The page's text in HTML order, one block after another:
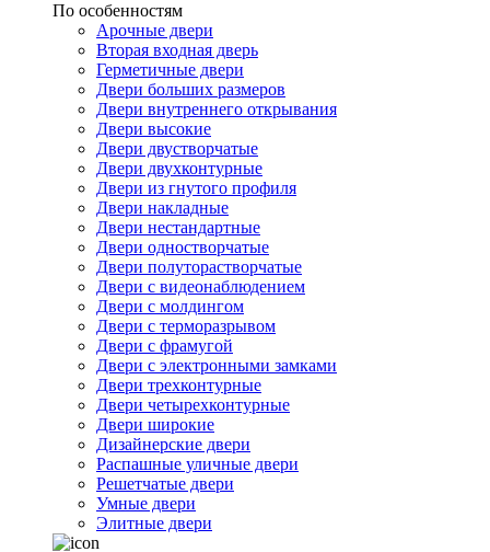
По особенностям
Арочные двери
Вторая входная дверь
Герметичные двери
Двери больших размеров
Двери внутреннего открывания
Двери высокие
Двери двустворчатые
Двери двухконтурные
Двери из гнутого профиля
Двери накладные
Двери нестандартные
Двери одностворчатые
Двери полуторастворчатые
Двери с видеонаблюдением
Двери с молдингом
Двери с терморазрывом
Двери с фрамугой
Двери с электронными замками
Двери трехконтурные
Двери четырехконтурные
Двери широкие
Дизайнерские двери
Распашные уличные двери
Решетчатые двери
Умные двери
Элитные двери